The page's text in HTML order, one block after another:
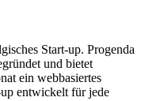
Start-up. Progenda
und bietet
ein webbasiertes
entwickelt für jede